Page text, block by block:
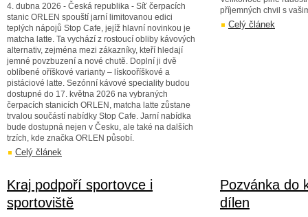
4. dubna 2026 - Česká republika - Síť čerpacích
stanic ORLEN spouští jarní limitovanou edici
teplých nápojů Stop Cafe, jejíž hlavní novinkou je
matcha latte. Ta vychází z rostoucí obliby kávových
alternativ, zejména mezi zákazníky, kteří hledají
jemné povzbuzení a nové chutě. Doplní ji dvě
oblíbené oříškové varianty – lískooříškové a
pistáciové latte. Sezónní kávové speciality budou
dostupné do 17. května 2026 na vybraných
čerpacích stanicích ORLEN, matcha latte zůstane
trvalou součástí nabídky Stop Cafe. Jarní nabídka
bude dostupná nejen v Česku, ale také na dalších
trzích, kde značka ORLEN působí.
Celý článek
příjemných chvil s
Celý článek
Kraj podpoří sportovce i
sportoviště
Pozvánka do
dílen